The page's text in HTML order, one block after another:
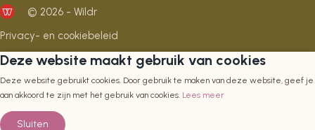
© 2026 - Wildr
Privacy- en cookiebeleid
Deze website maakt gebruik van cookies
Deze website gebruikt cookies. Door gebruik te maken van deze website, geef je
aan akkoord te zijn met het gebruik van cookies. Lees meer
Sluiten